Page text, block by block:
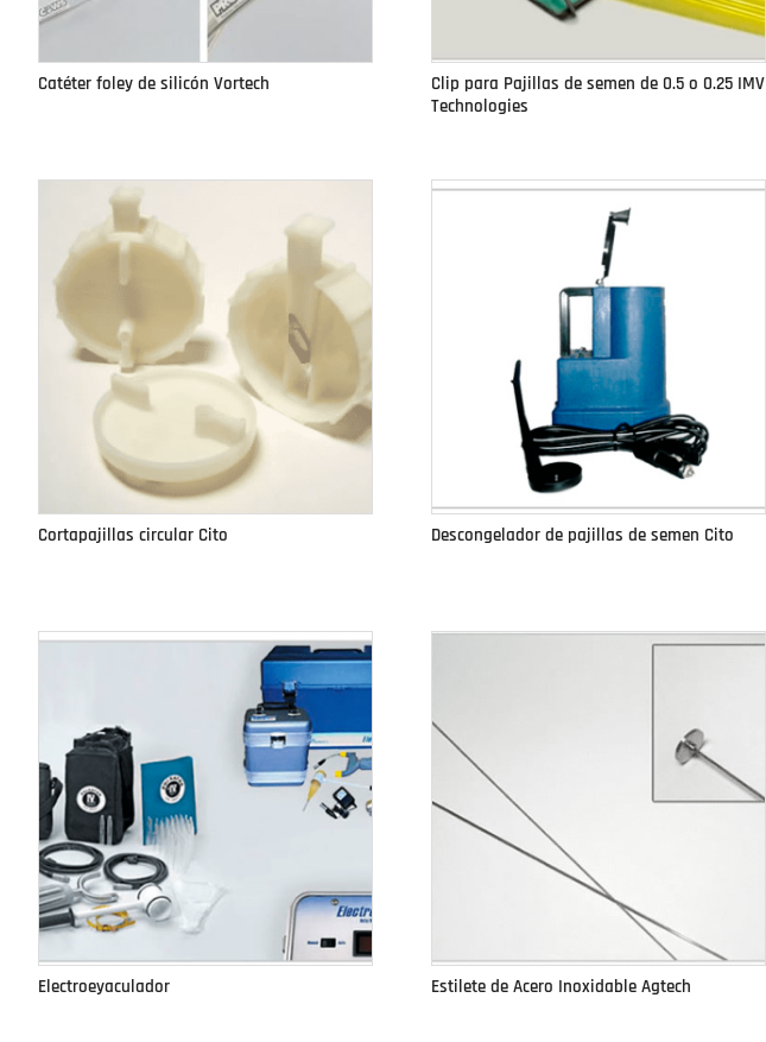
Catéter foley de silicón Vortech
Clip para Pajillas de semen de 0.5 o 0.25 IMV
Technologies
Cortapajillas circular Cito Descongelador de pajillas de semen Cito
Electroeyaculador Estilete de Acero Inoxidable Agtech